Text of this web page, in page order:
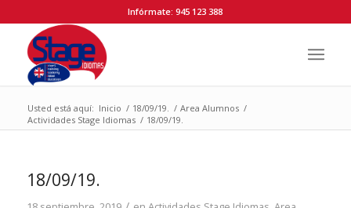
Infórmate: 945 123 388
Usted está aquí: Inicio / 18/09/19. / Area Alumnos /
Actividades Stage Idiomas / 18/09/19.
18/09/19.